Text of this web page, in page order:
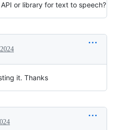
or library for text to speech?
it. Thanks